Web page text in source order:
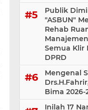
Publik
"ASBUN"
Rehab
Semua Klir
DPRD
Mengenal
Bima 2026-
Inilah 17